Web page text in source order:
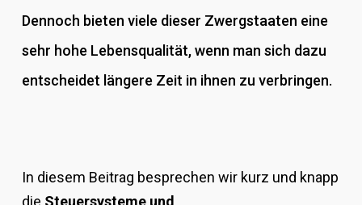
Dennoch bieten viele dieser Zwergstaaten eine
sehr hohe Lebensqualität, wenn man sich dazu
entscheidet längere Zeit in ihnen zu verbringen.
In diesem Beitrag besprechen wir kurz und knapp
die Steuersysteme und